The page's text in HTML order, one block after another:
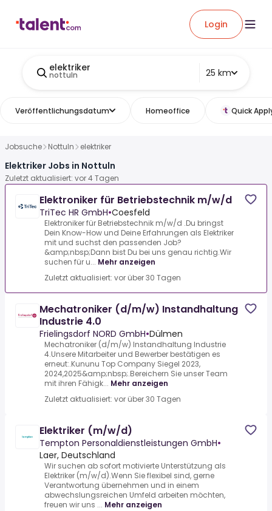
Login
elektriker
nottuln 25 km
Veröffentlichungsdatum Homeoffice Quick
Jobsuche Nottuln elektriker
Elektriker Jobs in Nottuln
Zuletzt aktualisiert: vor 4 Tagen
Elektroniker für Betriebstechnik m/w/d
TriTec HR GmbH•Coesfeld
Elektroniker für Betriebstechnik m/w/d .Du bringst
Dein Know-How und Deine Erfahrungen als Elektriker
mit und suchst den passenden Job?
&amp;nbsp;Dann bist Du bei uns genau richtig.Wir
suchen für u... Mehr anzeigen
Zuletzt aktualisiert: vor über 30 Tagen
Mechatroniker (d/m/w) Instandhaltung
Industrie 4.0
Frielingsdorf NORD GmbH•Dülmen
Mechatroniker (d/m/w) Instandhaltung Industrie
4.Unsere Mitarbeiter und Bewerber bestätigen es
erneut:.Kununu Top Company Siegel 2023,
2024,2025&amp;nbsp;.Bereichern Sie unser Team
mit ihren Fähigk... Mehr anzeigen
Zuletzt aktualisiert: vor über 30 Tagen
Elektriker (m/w/d)
Tempton Personaldienstleistungen GmbH•
Laer, Deutschland
Wir suchen ab sofort motivierte Unterstützung als
Elektriker (m/w/d).Wenn Sie flexibel sind, gerne
Verantwortung übernehmen und in einem
abwechslungsreichen Umfeld arbeiten möchten,
freuen wir uns ... Mehr anzeigen